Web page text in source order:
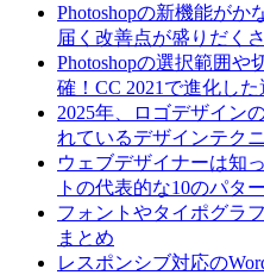
Photoshopの新機能が
届く改善点が盛りだく
Photoshopの選択範囲
確！CC 2021で進化し
2025年、ロゴデザイン
れているデザインテク
ウェブデザイナーは知
トの代表的な10のパタ
フォントやタイポグラ
まとめ
レスポンシブ対応の